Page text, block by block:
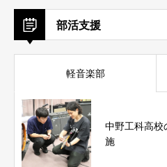
部活支援
軽音楽部
中野工科高校
施